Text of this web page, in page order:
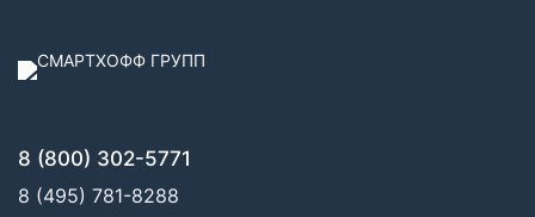
8 (800) 302-5771
8 (495) 781-8288